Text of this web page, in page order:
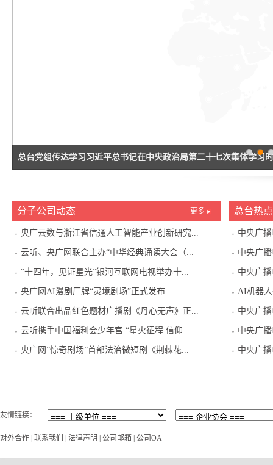
总台党组传达学习习近平总书记在中央政治局第二十七次集体学习
1 2 3 5 4
分子公司动态 更多
央广云数与浙江省信通人工智能产业创新研究...
云听、央广网联合主办“中华经典诵读大会（...
“十四年，见证星光”银河互联网电视举办十...
央广网AI漫剧厂牌“灵境剧场”正式发布
云听联合出品红色题材广播剧《丹心无声》正...
云听携手中国福利会少年宫 “星火征程 信仰...
央广网”惊奇剧场”首部法治微短剧《荆棘花...
总台热点
中央广
中央广
中央广
AI机器
中央广
中央广
中央广